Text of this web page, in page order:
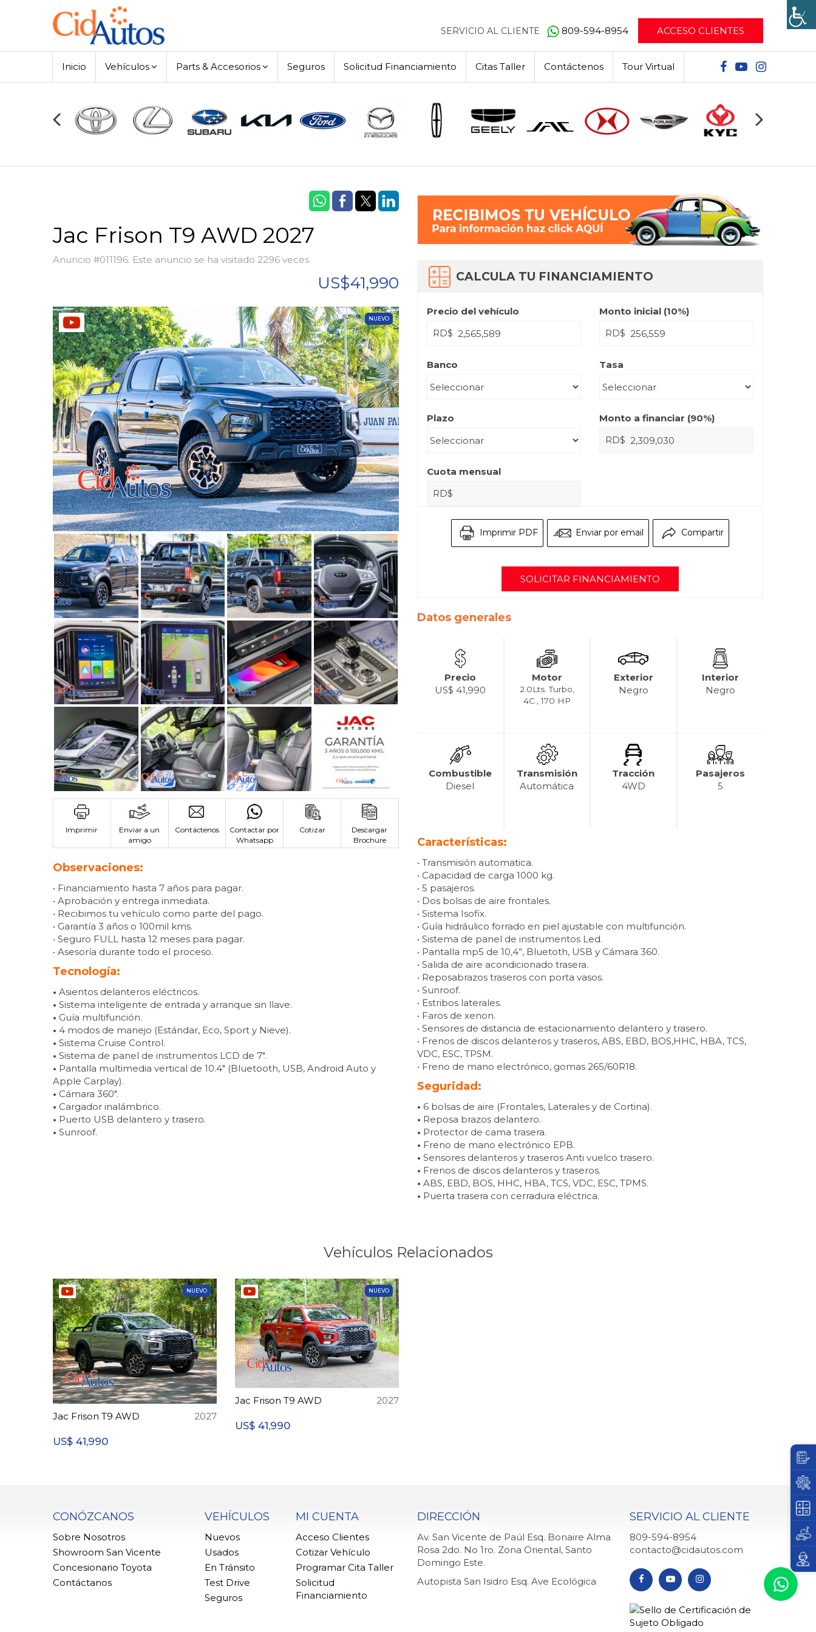
SERVICIO AL CLIENTE 809-594-8954 ACCESO CLIENTES
Inicio Vehículos Parts & Accesorios Seguros Solicitud Financiamiento Citas Taller Contáctenos Tour Virtual
Jac Frison T9 AWD 2027
Anuncio #011196. Este anuncio se ha visitado 2296 veces
US$41,990
NUEVO
Imprimir
Enviar a un
amigo
Contáctenos
Contactar por
Whatsapp
Cotizar
Descargar
Brochure
Observaciones:
• Financiamiento hasta 7 años para pagar.
• Aprobación y entrega inmediata.
• Recibimos tu vehículo como parte del pago.
• Garantía 3 años o 100mil kms.
• Seguro FULL hasta 12 meses para pagar.
• Asesoría durante todo el proceso.
Tecnología:
• Asientos delanteros eléctricos.
• Sistema inteligente de entrada y arranque sin llave.
• Guía multifunción.
• 4 modos de manejo (Estándar, Eco, Sport y Nieve).
• Sistema Cruise Control.
• Sistema de panel de instrumentos LCD de 7″.
• Pantalla multimedia vertical de 10.4″ (Bluetooth, USB, Android Auto y
Apple Carplay).
• Cámara 360″.
• Cargador inalámbrico.
• Puerto USB delantero y trasero.
• Sunroof.
CALCULA TU FINANCIAMIENTO
Precio del vehículo
RD$
Monto inicial (10%)
RD$
Banco Tasa
Plazo Monto a financiar (90%)
RD$
Cuota mensual
RD$
Imprimir PDF Enviar por email Compartir
SOLICITAR FINANCIAMIENTO
Datos generales
Precio
US$ 41,990
Motor
2.0Lts. Turbo,
4C., 170 HP
Exterior
Negro
Interior
Negro
Combustible
Diesel
Transmisión
Automática
Tracción
4WD
Pasajeros
5
Características:
• Transmisión automatica.
• Capacidad de carga 1000 kg.
• 5 pasajeros.
• Dos bolsas de aire frontales.
• Sistema Isofix.
• Guía hidráulico forrado en piel ajustable con multifunción.
• Sistema de panel de instrumentos Led.
• Pantalla mp5 de 10,4”, Bluetoth, USB y Cámara 360.
• Salida de aire acondicionado trasera.
• Reposabrazos traseros con porta vasos.
• Sunroof.
• Estribos laterales.
• Faros de xenon.
• Sensores de distancia de estacionamiento delantero y trasero.
• Frenos de discos delanteros y traseros, ABS, EBD, BOS,HHC, HBA, TCS,
VDC, ESC, TPSM.
• Freno de mano electrónico, gomas 265/60R18.
Seguridad:
• 6 bolsas de aire (Frontales, Laterales y de Cortina).
• Reposa brazos delantero.
• Protector de cama trasera.
• Freno de mano electrónico EPB.
• Sensores delanteros y traseros Anti vuelco trasero.
• Frenos de discos delanteros y traseros.
• ABS, EBD, BOS, HHC, HBA, TCS, VDC, ESC, TPMS.
• Puerta trasera con cerradura eléctrica.
Vehículos Relacionados
NUEVO
Jac Frison T9 AWD 2027
US$ 41,990
NUEVO
Jac Frison T9 AWD 2027
US$ 41,990
CONÓZCANOS
Sobre Nosotros
Showroom San Vicente
Concesionario Toyota
Contáctanos
VEHÍCULOS
Nuevos
Usados
En Tránsito
Test Drive
Seguros
MI CUENTA
Acceso Clientes
Cotizar Vehículo
Programar Cita Taller
Solicitud
Financiamiento
DIRECCIÓN
Av. San Vicente de Paúl Esq. Bonaire Alma
Rosa 2do. No 1ro. Zona Oriental, Santo
Domingo Este.
Autopista San Isidro Esq. Ave Ecológica
SERVICIO AL CLIENTE
809-594-8954
contacto@cidautos.com